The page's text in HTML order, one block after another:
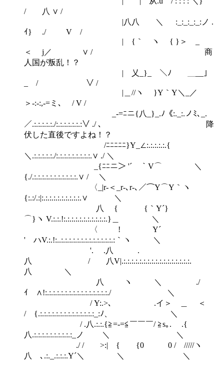
/ 八 ∨ /
|八八 ＼ ゝ :_:_:_:_:ノ .
ｲ} ./ V /
| {｀ ヽ { }＞ _
＜ j／ ∨ / 商
人国が叛乱！？
| 乂_}_ ＼ﾉ ＿__」
_ / ∨ /
|＿//ヽ }Y｀Y＼_／
＞-:‐:,‐=ミ､ / V /
_-=ﾆニ{八_}_.ﾉ《:._:.ノﾐ､_.
／.:.:.:.:.:./:.:.:.:.:.:.:∨ ./ ､ 降
伏した直後ですよね！？
/ﾆﾆﾆﾆﾆ}Y_∠:.:.:.:.:.{
＼.:.:.:.:.:./:.:.:.:.:.:.:.:.:.∨ ./ ＼
_{ﾆﾆニ＞ '´￣｀V⌒ ＼
{./.:.:.:.:.:.:.:.:.:.:.:.∨ / ＼
〈_|r-＜_r‐､r-､／⌒Y⌒Y｀ヽ
{:.:/.:|:.:.:.:.:.:.:.:.:.:.∨ ＼
八 { {｀Y´}
⌒}ヽ V.:.:.!:.:.:.:.:.:.:.:.:.:.:.}＿ ＼
〈 ! Y´
' ハV.:.!:..:.:.:.:.:.:.:.:.:.:.:.:.:.:｀ヽ ＼
'. .八 .
八 / 八V|.:.:.:.:.:.:.:.:.:.:.:.:.:.:.:.:.:.
八 ＼
八 ヽ ＼ ./
ｲ ∧!:.:.:.:.:.:.:.:.:.:.:.:.:.:.:.:./ ＼
/ Y:.>､ .イ＞ ＿ ＜
/ {.:.:.:.:.:.:.:.:.:.:.:.:.:.:_:ﾉ、 ＼
/ .八.:.:.{≧=-=≦￣￣￣/ ≧s｡. .{
八.:.:.:.:.:.:.:.:.:.:_ノ ＼ ＼
./ / >:| { {0 0 / /////ヽ
八ゝ､.:._.:.:.:.Y´＼ ＼ ＼